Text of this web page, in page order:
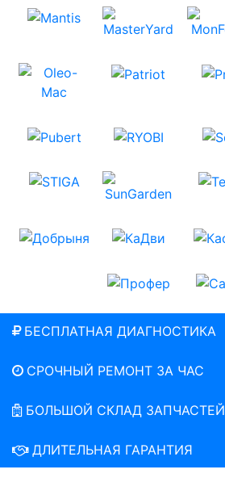
БЕСПЛАТНАЯ ДИАГНОСТИКА
СРОЧНЫЙ РЕМОНТ ЗА ЧАС
БОЛЬШОЙ СКЛАД ЗАПЧАСТЕЙ
ДЛИТЕЛЬНАЯ ГАРАНТИЯ